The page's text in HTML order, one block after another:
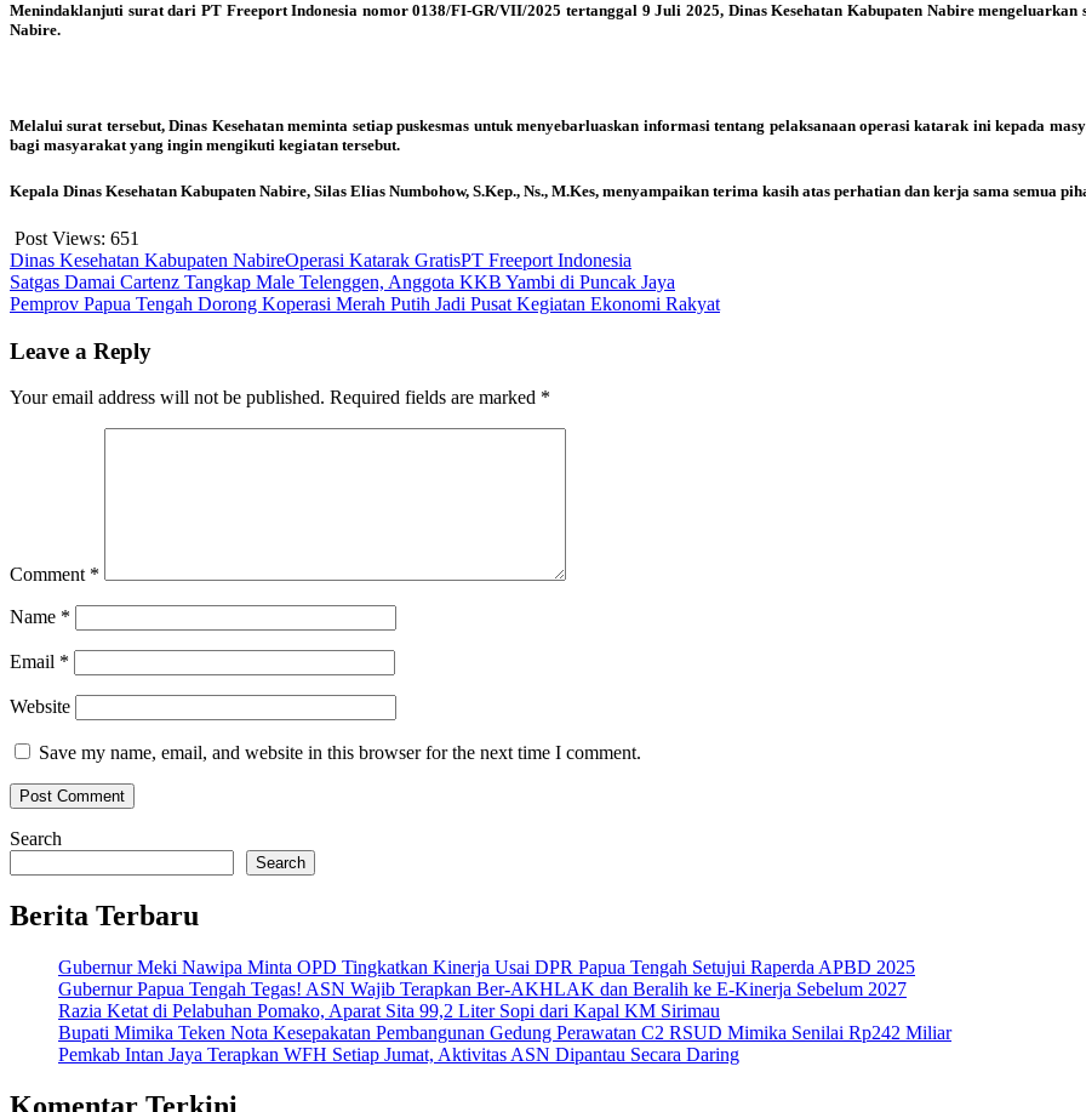
Menindaklanjuti surat dari PT Freeport Indonesia nomor 0138/FI-GR/VII/2025 tertanggal 9 Juli 2025, Dinas Kesehatan Kabupaten Nabire mengeluarkan
Nabire.
Melalui surat tersebut, Dinas Kesehatan meminta setiap puskesmas untuk menyebarluaskan informasi tentang pelaksanaan operasi katarak ini kepada
bagi masyarakat yang ingin mengikuti kegiatan tersebut.
Kepala Dinas Kesehatan Kabupaten Nabire, Silas Elias Numbohow, S.Kep., Ns., M.Kes, menyampaikan terima kasih atas perhatian dan kerja sama semua
Post Views: 651
Dinas Kesehatan Kabupaten NabireOperasi Katarak GratisPT Freeport Indonesia
Post
navigation
Satgas Damai Cartenz Tangkap Male Telenggen, Anggota KKB Yambi di Puncak Jaya
Pemprov Papua Tengah Dorong Koperasi Merah Putih Jadi Pusat Kegiatan Ekonomi Rakyat
Leave a Reply
Your email address will not be published. Required fields are marked *
Comment *
Name *
Email *
Website
Save my name, email, and website in this browser for the next time I comment.
Search
Search
Berita Terbaru
Gubernur Meki Nawipa Minta OPD Tingkatkan Kinerja Usai DPR Papua Tengah Setujui Raperda APBD 2025
Gubernur Papua Tengah Tegas! ASN Wajib Terapkan Ber-AKHLAK dan Beralih ke E-Kinerja Sebelum 2027
Razia Ketat di Pelabuhan Pomako, Aparat Sita 99,2 Liter Sopi dari Kapal KM Sirimau
Bupati Mimika Teken Nota Kesepakatan Pembangunan Gedung Perawatan C2 RSUD Mimika Senilai Rp242 Miliar
Pemkab Intan Jaya Terapkan WFH Setiap Jumat, Aktivitas ASN Dipantau Secara Daring